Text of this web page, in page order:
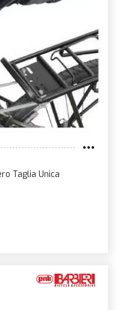
Taglia Unica